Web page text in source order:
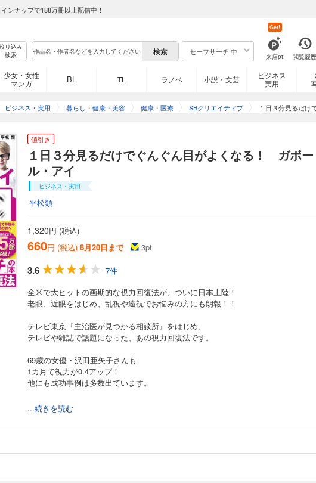
ンナップで188万冊以上配信中！
り込み
検索
セーフサーチ 中
来店pt
Get!
閲覧履歴
少女・女性
マンガ
BL TL ラノベ 小説・文芸
ビジネス
実用
ビジネス・実用 暮らし・健康・美容 健康・医療 SBクリエイティブ １日３分見るだ
値引き
１日３分見るだけでぐんぐん目がよくなる！ ガボー
ル・アイ
ビジネス・実用
平松類
1,320円 (税込)
660円 (税込) 8月20日まで 3pt
3.6
7件
全米で大ヒットの画期的な視力回復法が、ついに日本上陸！
老眼、近眼をはじめ、乱視や遠視でお悩みの方にも朗報！！
テレビ東京『主治医が見つかる相談所』をはじめ、
テレビや雑誌で話題になった、あの視力回復法です。
69歳の女優・沢田亜矢子さんも
1カ月で視力が0.4アップ！
他にも成功事例は多数出ています。
＊＊＊＊＊＊＊＊＊＊＊＊＊＊＊＊＊
今までの視力回復法で、うまくいきましたか？
成功しなかった方も多いと思います。
というのも、
...続きを読む